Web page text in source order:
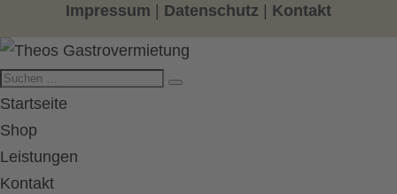
Impressum Datenschutz Kontakt
Startseite
Shop
Leistungen
Kontakt